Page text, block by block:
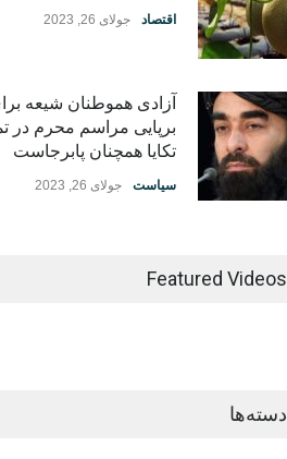
اقتصاد جولای 26, 2023
آزادی هموطنان شیعه
برپایی مراسم محرم در
تکایا همچنان پابرجاست
سیاست جولای 26, 2023
Featured Videos
دسته‌ها